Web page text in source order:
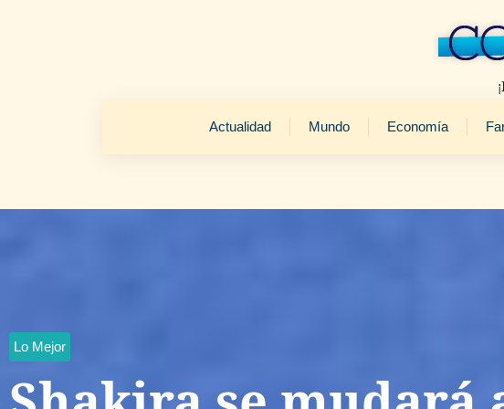
Actualidad Mundo Economía
Lo Mejor